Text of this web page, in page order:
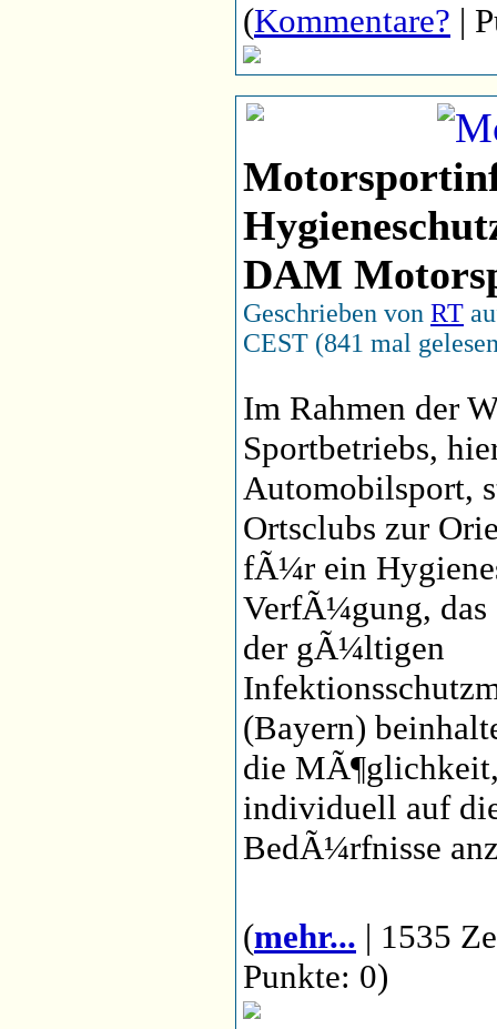
(Kommentare? |
DAM
Geschrieben von RT
CEST (841 mal
Im Rahmen der
Sportbetriebs,
Automobilsport,
Ortsclubs zur
fÃ¼r ein
VerfÃ¼gung, das
der gÃ¼ltigen
(Bayern)
die
individuell auf
BedÃ¼rfnisse
(mehr... | 1535
Punkte: 0)